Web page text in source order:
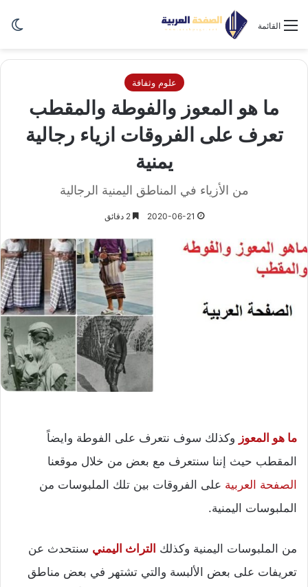
القائمة
علوم وثفافة
ما هو المعوز والفوطة والمقطب
تعرف على الفروقات ازياء رجالية
يمنية
من الأزياء في المناطق اليمنية الرجالية
2020-06-21 2 دقائق
ما هو المعوز وكذلك سوف نتعرف على الفوطة وايضاً
المقطب حيث إننا سنتعرف مع بعض من خلال موقعنا
الصفحة العربية على الفروقات بين تلك الملبوسات من
الملبوسات اليمنية.
من الملبوسات اليمنية وكذلك التراث اليمني سنتحدث عن
تعريفات على بعض الألبسة والتي تشتهر في بعض مناطق